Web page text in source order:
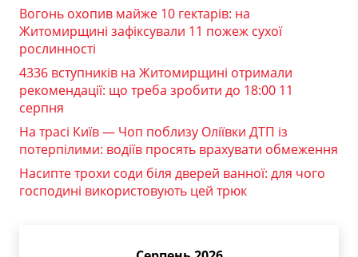
Вогонь охопив майже 10 гектарів: на
Житомирщині зафіксували 11 пожеж сухої
рослинності
4336 вступників на Житомирщині отримали
рекомендації: що треба зробити до 18:00 11
серпня
На трасі Київ — Чоп поблизу Оліївки ДТП із
потерпілими: водіїв просять врахувати обмеження
Насипте трохи соди біля дверей ванної: для чого
господині використовують цей трюк